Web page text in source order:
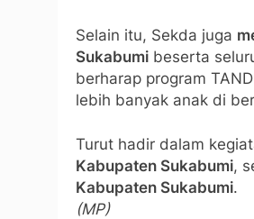
Selain itu, Sekda juga
Sukabumi beserta
berharap program
lebih banyak anak di
Turut hadir dalam
Kabupaten Sukabumi,
Kabupaten Sukabumi.
(MP)